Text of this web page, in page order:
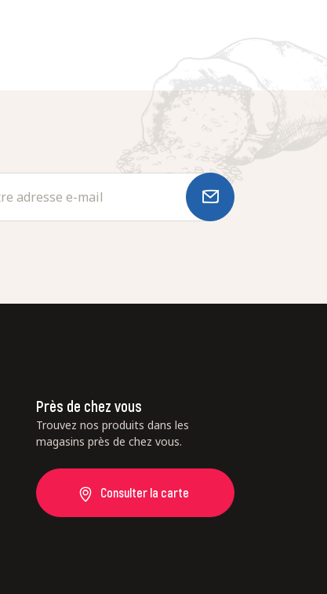
Près de chez vous
Trouvez nos produits dans les
magasins près de chez vous.
Consulter la carte